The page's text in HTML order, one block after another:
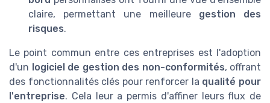
claire, permettant une meilleure gestion des
risques.
Le point commun entre ces entreprises est l'adoption
d'un logiciel de gestion des non-conformités, offrant
des fonctionnalités clés pour renforcer la qualité pour
l'entreprise. Cela leur a permis d'affiner leurs flux de